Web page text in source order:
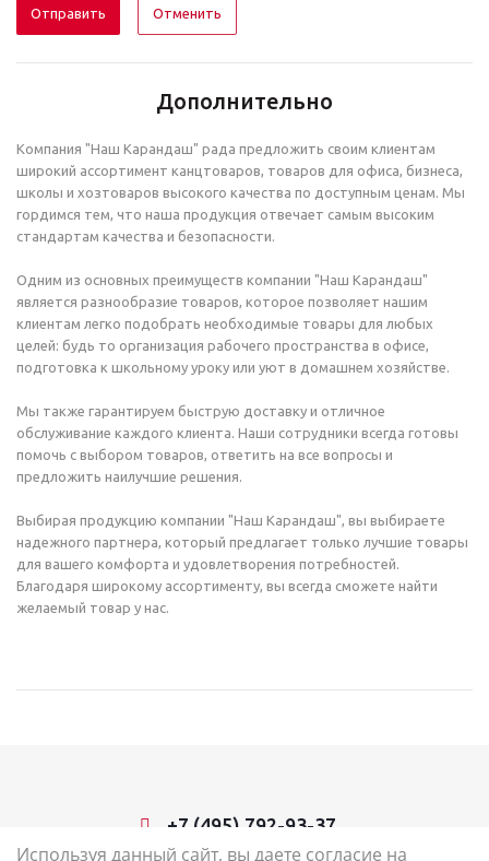
Отменить
Дополнительно
Компания "Наш Карандаш" рада предложить своим клиентам
широкий ассортимент канцтоваров, товаров для офиса, бизнеса,
школы и хозтоваров высокого качества по доступным ценам. Мы
гордимся тем, что наша продукция отвечает самым высоким
стандартам качества и безопасности.
Одним из основных преимуществ компании "Наш Карандаш"
является разнообразие товаров, которое позволяет нашим
клиентам легко подобрать необходимые товары для любых
целей: будь то организация рабочего пространства в офисе,
подготовка к школьному уроку или уют в домашнем хозяйстве.
Мы также гарантируем быструю доставку и отличное
обслуживание каждого клиента. Наши сотрудники всегда готовы
помочь с выбором товаров, ответить на все вопросы и
предложить наилучшие решения.
Выбирая продукцию компании "Наш Карандаш", вы выбираете
надежного партнера, который предлагает только лучшие товары
для вашего комфорта и удовлетворения потребностей.
Благодаря широкому ассортименту, вы всегда сможете найти
желаемый товар у нас.
+7 (495) 792-93-37
Используя данный сайт, вы даете согласие на